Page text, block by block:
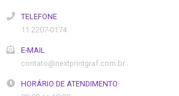
TELEFONE
11 2207-0174
E-MAIL
contato@nextprintgraf.com.br
HORÁRIO DE ATENDIMENTO